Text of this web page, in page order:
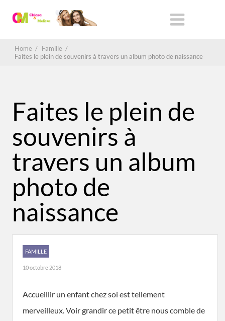
Home / Famille /
Faites le plein de souvenirs à travers un album photo de naissance
Faites le plein de
souvenirs à
travers un album
photo de
naissance
FAMILLE
10 octobre 2018
Accueillir un enfant chez soi est tellement
merveilleux. Voir grandir ce petit être nous comble de